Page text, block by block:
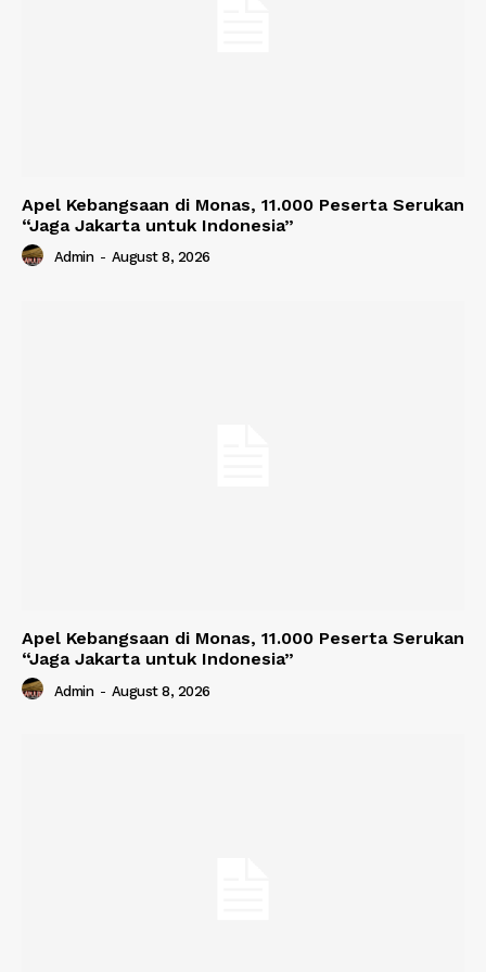
Apel Kebangsaan di Monas, 11.000 Peserta Serukan
“Jaga Jakarta untuk Indonesia”
Admin - August 8, 2026
Apel Kebangsaan di Monas, 11.000 Peserta Serukan
“Jaga Jakarta untuk Indonesia”
Admin - August 8, 2026